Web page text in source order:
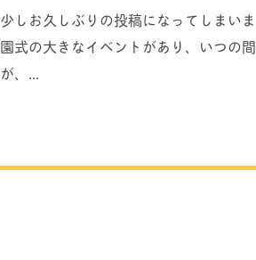
少しお久しぶりの投稿になってしまい
園式の大きなイベントがあり、いつの
が、...